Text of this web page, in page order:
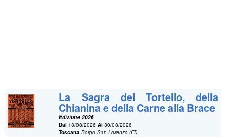
La Sagra del Tortello, della
Chianina e della Carne alla Brace
Edizione 2026
Dal 13/08/2026Al 30/08/2026
Toscana Borgo San Lorenzo (FI)